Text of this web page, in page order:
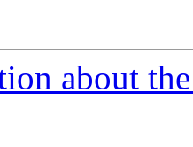
about